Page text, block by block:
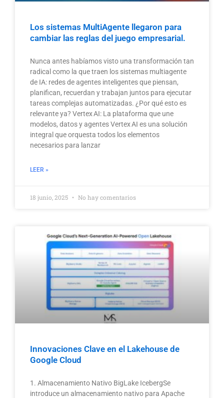
Los sistemas MultiAgente llegaron para
cambiar las reglas del juego empresarial.
Nunca antes habíamos visto una transformación tan
radical como la que traen los sistemas multiagente
de IA: redes de agentes inteligentes que piensan,
planifican, recuerdan y trabajan juntos para ejecutar
tareas complejas automatizadas. ¿Por qué esto es
relevante ya? Vertex AI: La plataforma que une
modelos, datos y agentes Vertex AI es una solución
integral que orquesta todos los elementos
necesarios para lanzar
LEER »
18 junio, 2025 No hay comentarios
Innovaciones Clave en el Lakehouse de
Google Cloud
1. Almacenamiento Nativo BigLake IcebergSe
introduce un almacenamiento nativo para Apache